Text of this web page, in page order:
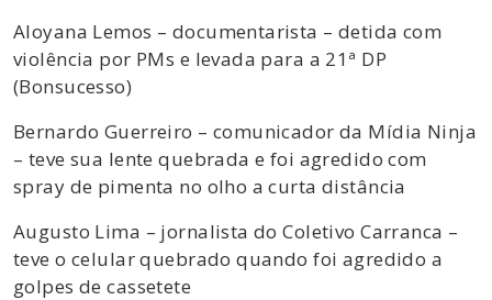
Aloyana Lemos – documentarista – detida com
violência por PMs e levada para a 21ª DP
(Bonsucesso)
Bernardo Guerreiro – comunicador da Mídia Ninja
– teve sua lente quebrada e foi agredido com
spray de pimenta no olho a curta distância
Augusto Lima – jornalista do Coletivo Carranca –
teve o celular quebrado quando foi agredido a
golpes de cassetete